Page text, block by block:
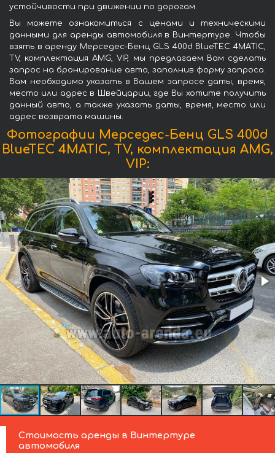
устойчивости при движении по дорогам.
Вы можете ознакомиться с ценами и техническими
данными для аренды автомобиля в Винтертуре. Чтобы
взять в аренду Мерседес-Бенц GLS 400d BlueTEC 4MATIC,
TV, комплектация AMG, VIP, мы предлагаем Вам сделать
запрос на бронирование авто, заполнив форму запроса.
Вам необходимо указать в Вашем запросе даты, время,
место или адрес в Швейцарии, где Вы хотите получить
данный авто, а также указать даты, время, место или
адрес возврата машины.
Фотографии Мерседес-Бенц GLS 400d
BlueTEC 4MATIC, TV, комплектация AMG,
VIP:
Стоимость аренды в Винтертуре
автомобиля